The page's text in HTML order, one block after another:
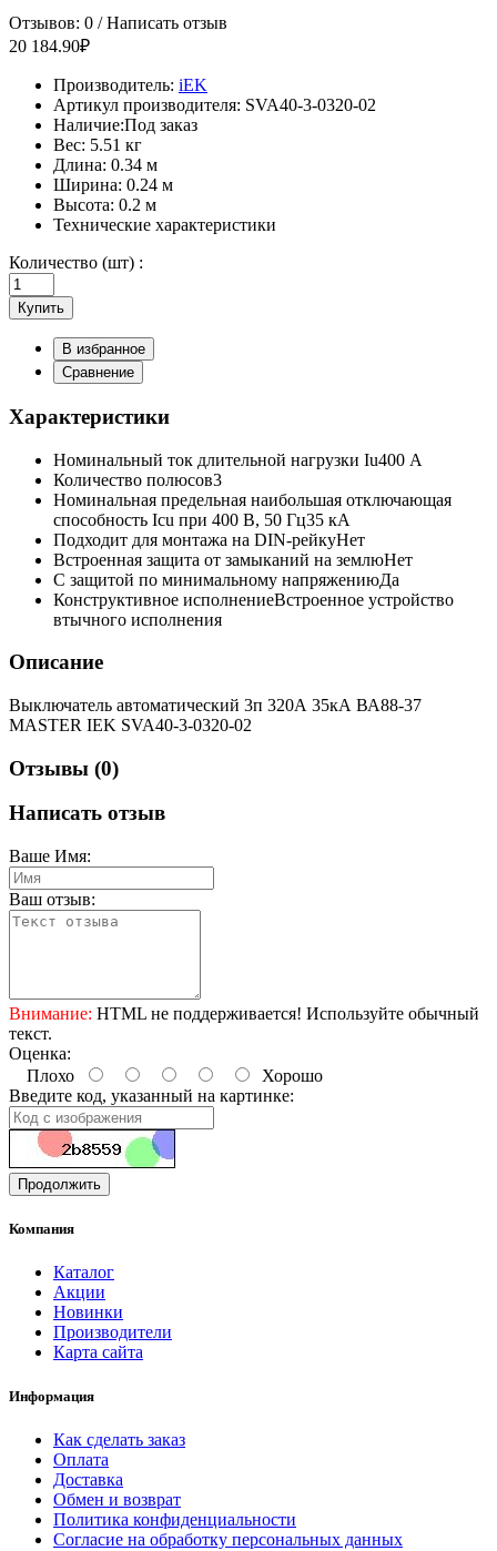
Отзывов: 0 /Написать отзыв
20 184.90₽
Производитель: iEK
Артикул производителя: SVA40-3-0320-02
Наличие:Под заказ
Вес: 5.51 кг
Длина: 0.34 м
Ширина: 0.24 м
Высота: 0.2 м
Технические характеристики
Количество (шт) :
Купить
В избранное
Сравнение
Характеристики
Номинальный ток длительной нагрузки Iu400 А
Количество полюсов3
Номинальная предельная наибольшая отключающая
способность Icu при 400 В, 50 Гц35 кА
Подходит для монтажа на DIN-рейкуНет
Встроенная защита от замыканий на землюНет
С защитой по минимальному напряжениюДа
Конструктивное исполнениеВстроенное устройство
втычного исполнения
Описание
Выключатель автоматический 3п 320А 35кА ВА88-37
MASTER IEK SVA40-3-0320-02
Отзывы (0)
Написать отзыв
Ваше Имя:
Ваш отзыв:
Внимание: HTML не поддерживается! Используйте обычный
текст.
Оценка:
Плохо
Хорошо
Введите код, указанный на картинке:
Продолжить
Компания
Каталог
Акции
Новинки
Производители
Карта сайта
Информация
Как сделать заказ
Оплата
Доставка
Обмен и возврат
Политика конфиденциальности
Согласие на обработку персональных данных